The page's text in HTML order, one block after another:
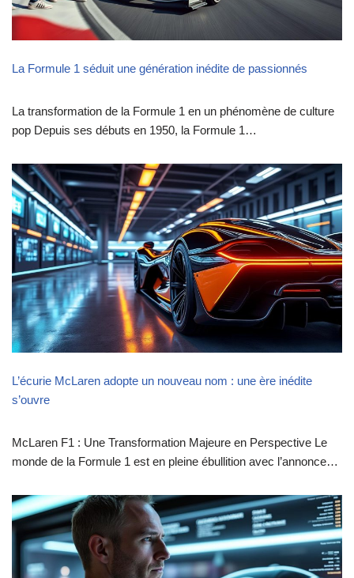
La Formule 1 séduit une génération inédite de passionnés
La transformation de la Formule 1 en un phénomène de culture
pop Depuis ses débuts en 1950, la Formule 1…
L’écurie McLaren adopte un nouveau nom : une ère inédite
s’ouvre
McLaren F1 : Une Transformation Majeure en Perspective Le
monde de la Formule 1 est en pleine ébullition avec l’annonce…